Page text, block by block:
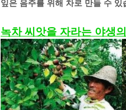
잎은 음주를 위해 차로 만들 수 있
녹차 씨앗을 자라는 야생